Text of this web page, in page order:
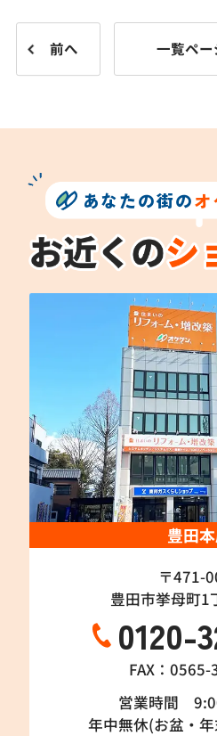
前へ 一覧ペー
あなたの街の
豊田
〒471-
豊田市挙母町1
0120-
FAX：
営業時間
年中無休(お盆・